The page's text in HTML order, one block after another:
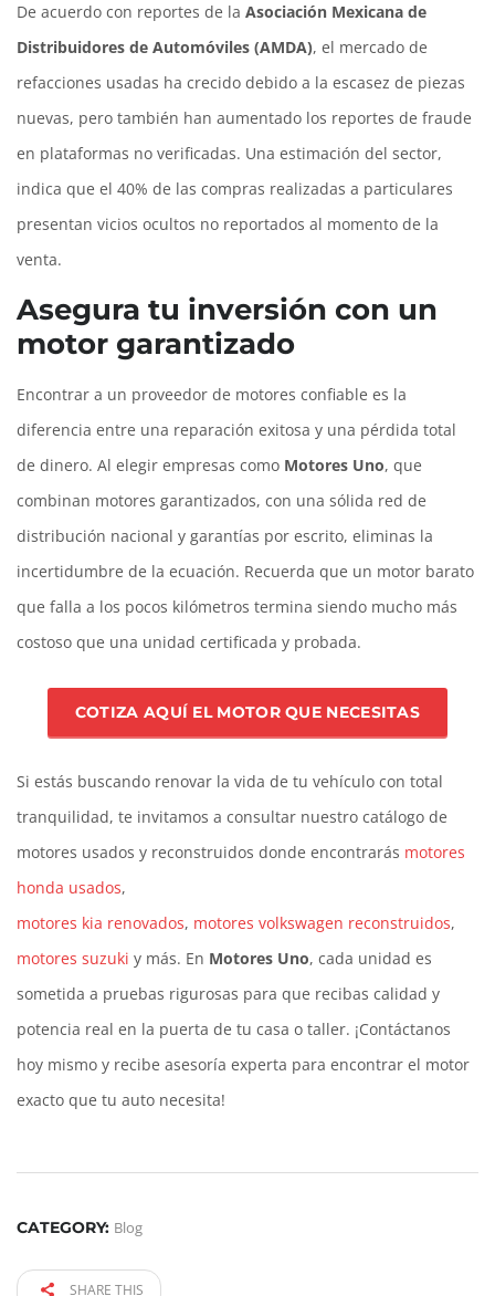
De acuerdo con reportes de la Asociación Mexicana de
Distribuidores de Automóviles (AMDA), el mercado de
refacciones usadas ha crecido debido a la escasez de piezas
nuevas, pero también han aumentado los reportes de fraude
en plataformas no verificadas. Una estimación del sector,
indica que el 40% de las compras realizadas a particulares
presentan vicios ocultos no reportados al momento de la
venta.
Asegura tu inversión con un
motor garantizado
Encontrar a un proveedor de motores confiable es la
diferencia entre una reparación exitosa y una pérdida total
de dinero. Al elegir empresas como Motores Uno, que
combinan motores garantizados, con una sólida red de
distribución nacional y garantías por escrito, eliminas la
incertidumbre de la ecuación. Recuerda que un motor barato
que falla a los pocos kilómetros termina siendo mucho más
costoso que una unidad certificada y probada.
COTIZA AQUÍ EL MOTOR QUE NECESITAS
Si estás buscando renovar la vida de tu vehículo con total
tranquilidad, te invitamos a consultar nuestro catálogo de
motores usados y reconstruidos donde encontrarás motores
honda usados,
motores kia renovados, motores volkswagen reconstruidos,
motores suzuki y más. En Motores Uno, cada unidad es
sometida a pruebas rigurosas para que recibas calidad y
potencia real en la puerta de tu casa o taller. ¡Contáctanos
hoy mismo y recibe asesoría experta para encontrar el motor
exacto que tu auto necesita!
CATEGORY: Blog
SHARE THIS